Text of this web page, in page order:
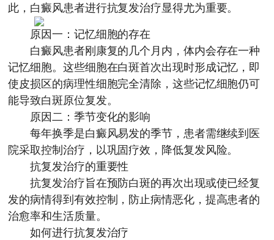
此，白癜风患者进行抗复发治疗显得尤为重要。
原因一：记忆细胞的存在
白癜风患者刚康复的几个月内，体内会存在一种
记忆细胞。这些细胞在白斑首次出现时形成记忆，即
使皮损区的病理性细胞完全清除，这些记忆细胞仍可
能导致白斑原位复发。
原因二：季节变化的影响
每年换季是白癜风易发的季节，患者需继续到医
院采取控制治疗，以巩固疗效，降低复发风险。
抗复发治疗的重要性
抗复发治疗旨在预防白斑的再次出现或使已经复
发的病情得到有效控制，防止病情恶化，提高患者的
治愈率和生活质量。
如何进行抗复发治疗